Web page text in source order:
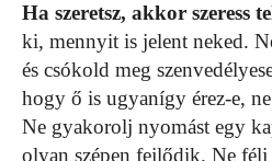
Ha szeretsz, akkor szeress
ki, mennyit is jelent neked.
és csókold meg
hogy ő is ugyanígy érez-e,
Ne gyakorolj nyomást egy
olyan szépen fejlődik. Ne félj